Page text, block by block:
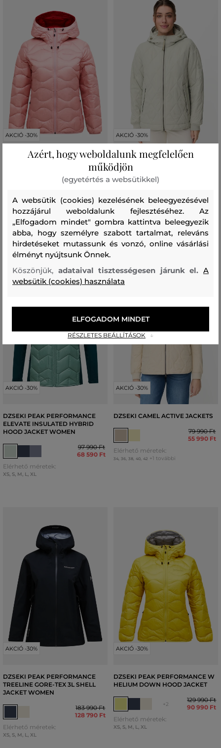
AKCIÓ -30%
DZSEKI PEAK PERFORMANCE W
HELIUM DOWN HOOD JACKET
, XS, S, M, L
AKCIÓ -30%
DZSEKI CAMEL ACTIVE JACKETS
Elérhető méretek:
+2 további
AKCIÓ -30%
DZSEKI PEAK PERFORMANCE
ELEVATE INSULATED HYBRID
HOOD JACKET WOMEN
97 990 Ft
68 590 Ft
Elérhető méretek:
XS, S, M, L, XL
AKCIÓ -30%
DZSEKI CAMEL ACTIVE JACKETS
79 990 Ft
55 990 Ft
Elérhető méretek:
34, 36, 38, 40, 42 +1 további
AKCIÓ -30%
DZSEKI PEAK PERFORMANCE
TREELINE GORE-TEX 3L SHELL
JACKET WOMEN
183 990 Ft
128 790 Ft
Elérhető méretek:
XS, S, M, L, XL
AKCIÓ -30%
DZSEKI PEAK PERFORMANCE W
HELIUM DOWN HOOD JACKET
+2
129 990 Ft
90 990 Ft
Elérhető méretek:
XS, S, M, L, XL
Azért, hogy weboldalunk megfelelően
működjön
(egyetértés a websütikkel)
A websütik (cookies) kezelésének beleegyezésével
hozzájárul weboldalunk fejlesztéséhez. Az
„Elfogadom mindet" gombra kattintva beleegyezik
abba, hogy személyre szabott tartalmat, releváns
hirdetéseket mutassunk és vonzó, online vásárlási
élményt nyújtsunk Önnek.
Köszönjük, adataival tisztességesen járunk el.A
websütik (cookies) használata
RÉSZLETES BEÁLLÍTÁSOK
ELFOGADOM MINDET